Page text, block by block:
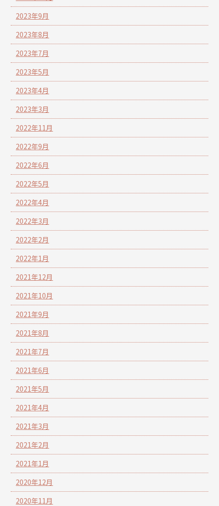
2023年9月
2023年8月
2023年7月
2023年5月
2023年4月
2023年3月
2022年11月
2022年9月
2022年6月
2022年5月
2022年4月
2022年3月
2022年2月
2022年1月
2021年12月
2021年10月
2021年9月
2021年8月
2021年7月
2021年6月
2021年5月
2021年4月
2021年3月
2021年2月
2021年1月
2020年12月
2020年11月